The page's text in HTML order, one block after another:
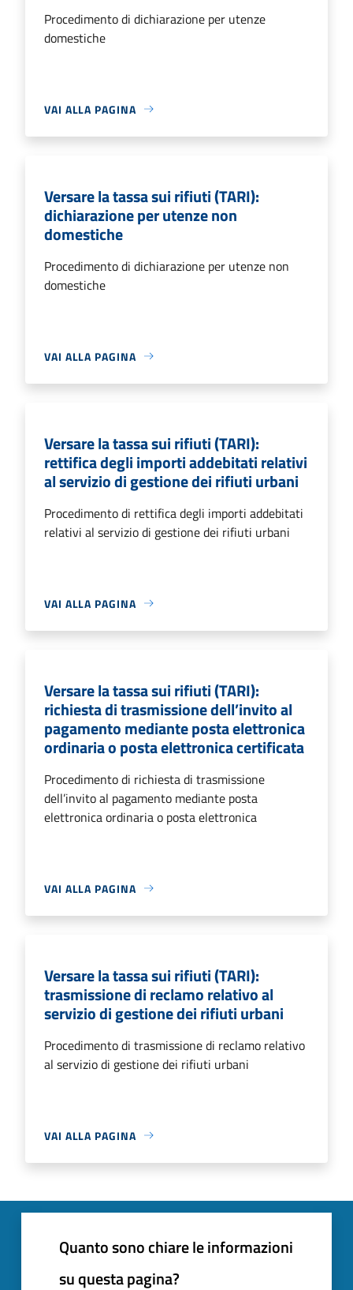
Procedimento di dichiarazione per utenze
domestiche
VAI ALLA PAGINA
Versare la tassa sui rifiuti (TARI):
dichiarazione per utenze non
domestiche
Procedimento di dichiarazione per utenze non
domestiche
VAI ALLA PAGINA
Versare la tassa sui rifiuti (TARI):
rettifica degli importi addebitati relativi
al servizio di gestione dei rifiuti urbani
Procedimento di rettifica degli importi addebitati
relativi al servizio di gestione dei rifiuti urbani
VAI ALLA PAGINA
Versare la tassa sui rifiuti (TARI):
richiesta di trasmissione dell’invito al
pagamento mediante posta elettronica
ordinaria o posta elettronica certificata
Procedimento di richiesta di trasmissione
dell’invito al pagamento mediante posta
elettronica ordinaria o posta elettronica
VAI ALLA PAGINA
Versare la tassa sui rifiuti (TARI):
trasmissione di reclamo relativo al
servizio di gestione dei rifiuti urbani
Procedimento di trasmissione di reclamo relativo
al servizio di gestione dei rifiuti urbani
VAI ALLA PAGINA
Quanto sono chiare le informazioni
su questa pagina?